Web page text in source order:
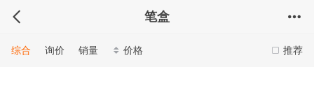
笔盒
推荐
综合 询价 销量 价格